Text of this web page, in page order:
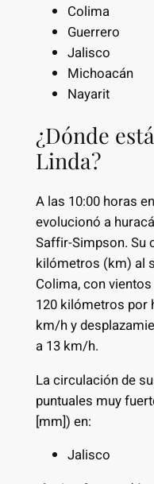
Colima
Guerrero
Jalisco
Michoacán
Nayarit
¿Dónde
Linda?
A las 10:00 horas
evolucionó a
Saffir-Simpson. Su
kilómetros (km) al
Colima, con
120 kilómetros por
km/h y
a 13 km/h.
La circulación de
puntuales muy
[mm]) en:
Jalisco